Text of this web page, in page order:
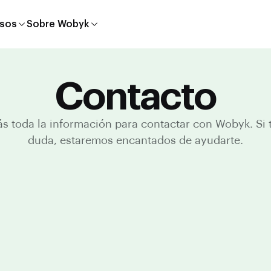
Sobre Wobyk
Contacto
toda la información para contactar con Wobyk. Si
duda, estaremos encantados de ayudarte.